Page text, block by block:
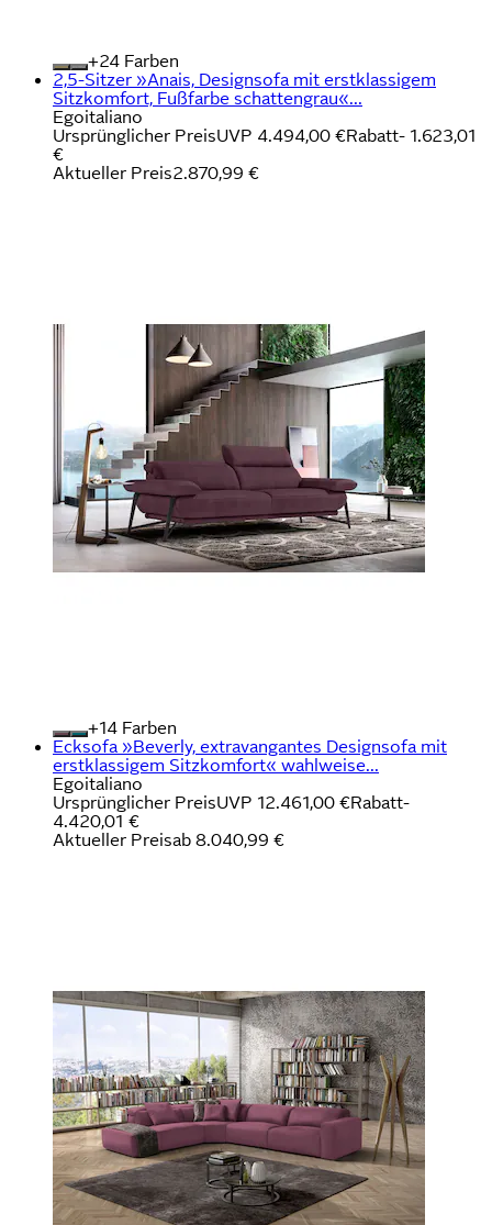
+
Farben
2,5-Sitzer »Anais, Designsofa mit erstklassigem
Sitzkomfort, Fußfarbe schattengrau«...
Egoitaliano
Ursprünglicher PreisUVP 4.494,00 €Rabatt- 1.623,01
€
Aktueller Preis2.870,99 €
+
Farben
Ecksofa »Beverly, extravangantes Designsofa mit
erstklassigem Sitzkomfort« wahlweise...
Egoitaliano
Ursprünglicher PreisUVP 12.461,00 €Rabatt-
4.420,01 €
Aktueller Preisab 8.040,99 €